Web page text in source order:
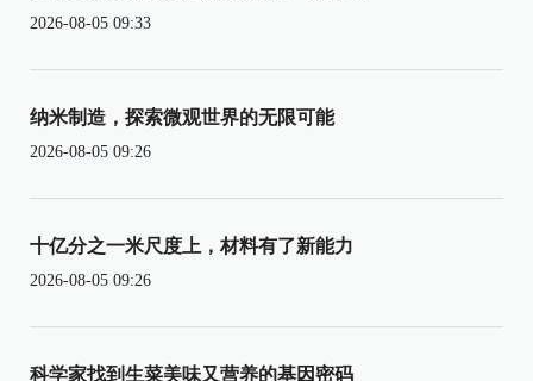
2026-08-05 09:33
纳米制造，探索微观世界的无限可能
2026-08-05 09:26
十亿分之一米尺度上，材料有了新能力
2026-08-05 09:26
科学家找到生菜美味又营养的基因密码